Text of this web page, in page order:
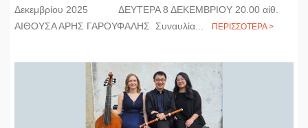
Δεκεμβρίου 2025 ΔΕΥΤΕΡΑ 8 ΔΕΚΕΜΒΡΙΟΥ 20.00 αίθ.
ΑΙΘΟΥΣΑ ΑΡΗΣ ΓΑΡΟΥΦΑΛΗΣ Συναυλία...
ΠΕΡΙΣΣΟΤΕΡΑ >